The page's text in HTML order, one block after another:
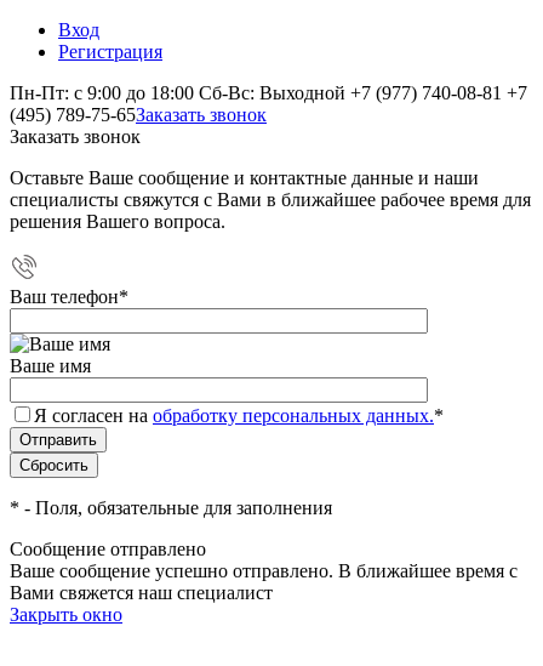
Вход
Регистрация
Пн-Пт: с 9:00 до 18:00 Сб-Вс: Выходной +7 (977) 740-08-81 +7
(495) 789-75-65Заказать звонок
Заказать звонок
Оставьте Ваше сообщение и контактные данные и наши
специалисты свяжутся с Вами в ближайшее рабочее время для
решения Вашего вопроса.
Ваш телефон*
Ваше имя
Я согласен на обработку персональных данных.*
* - Поля, обязательные для заполнения
Сообщение отправлено
Ваше сообщение успешно отправлено. В ближайшее время с
Вами свяжется наш специалист
Закрыть окно